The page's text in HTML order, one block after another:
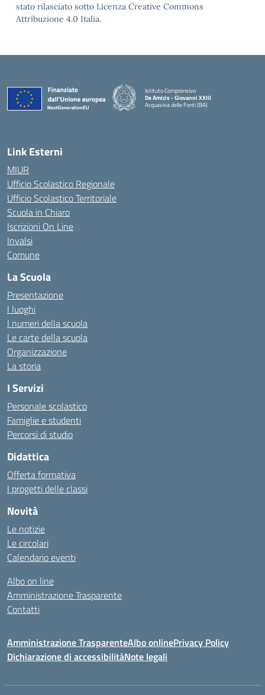
stato rilasciato sotto Licenza Creative Commons
Attribuzione 4.0 Italia.
Istituto Comprensivo
De Amicis - Giovanni XXIII
Acquaviva delle Fonti (BA)
— Visita la pagina iniziale della scuola
Link Esterni
MIUR
Ufficio Scolastico Regionale
Ufficio Scolastico Territoriale
Scuola in Chiaro
Iscrizioni On Line
Invalsi
Comune
La Scuola
Presentazione
I luoghi
I numeri della scuola
Le carte della scuola
Organizzazione
La storia
I Servizi
Personale scolastico
Famiglie e studenti
Percorsi di studio
Didattica
Offerta formativa
I progetti delle classi
Novità
Le notizie
Le circolari
Calendario eventi
Albo on line
Amministrazione Trasparente
Contatti
Amministrazione TrasparenteAlbo onlinePrivacy Policy
Dichiarazione di accessibilitàNote legali